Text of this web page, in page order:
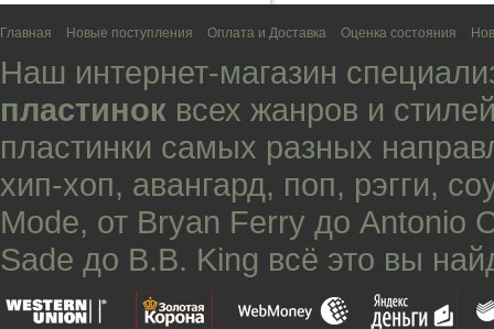
Главная Новые поступления Оплата и Доставка Оценка состояния
Наш интернет-магазин
пластинок всех жанров и
пластинки самых разных
хип-хоп, авангард, поп, рэгги,
Mode, от Bryan Ferry до Antonio
Sade до B.B. King всё это вы